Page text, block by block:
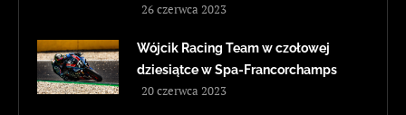
26 czerwca 2023
Wójcik Racing Team w czołowej
dziesiątce w Spa-Francorchamps
20 czerwca 2023